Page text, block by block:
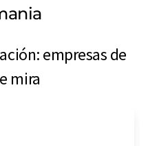
empresas de
mira